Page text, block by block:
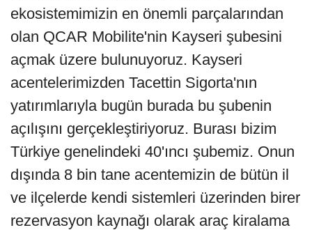
ekosistemimizin en önemli parçalarından
olan QCAR Mobilite'nin Kayseri şubesini
açmak üzere bulunuyoruz. Kayseri
acentelerimizden Tacettin Sigorta'nın
yatırımlarıyla bugün burada bu şubenin
açılışını gerçekleştiriyoruz. Burası bizim
Türkiye genelindeki 40'ıncı şubemiz. Onun
dışında 8 bin tane acentemizin de bütün il
ve ilçelerde kendi sistemleri üzerinden birer
rezervasyon kaynağı olarak araç kiralama